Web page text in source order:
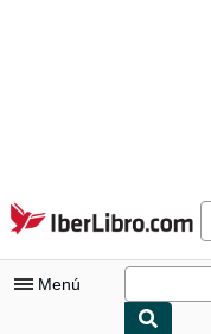
Pasar al contenido principal
IberLibro.com
Menú